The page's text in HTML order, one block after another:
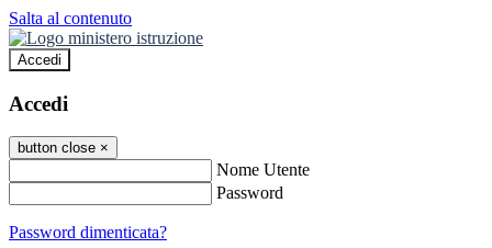
Salta al contenuto
Accedi
Accedi
button close ×
Nome Utente
Password
Password dimenticata?